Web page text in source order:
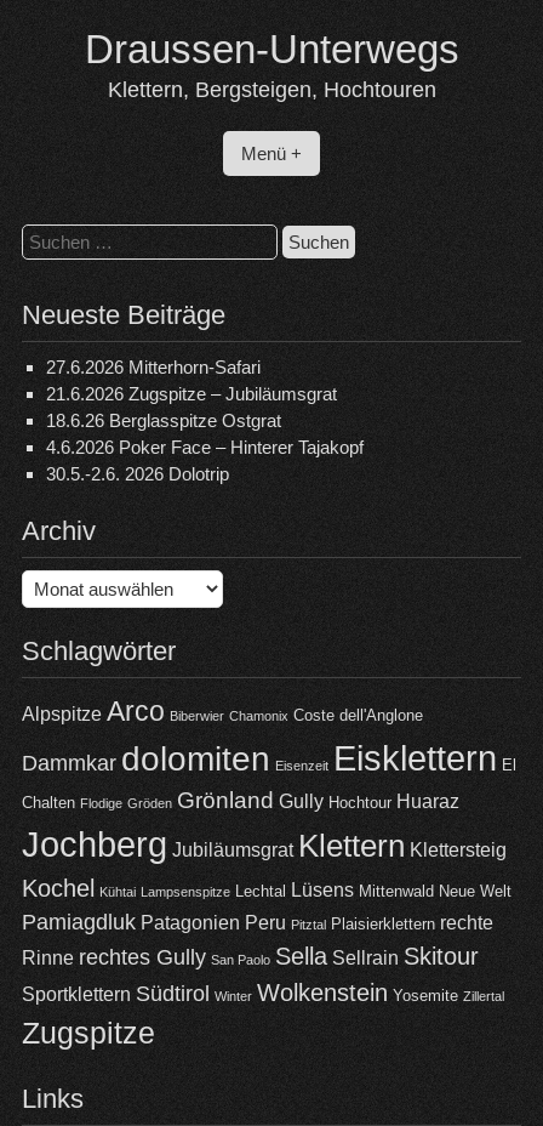
content
Draussen-Unterwegs
Klettern, Bergsteigen, Hochtouren
Menü +
Suchen
nach:
Neueste Beiträge
27.6.2026 Mitterhorn-Safari
21.6.2026 Zugspitze – Jubiläumsgrat
18.6.26 Berglasspitze Ostgrat
4.6.2026 Poker Face – Hinterer Tajakopf
30.5.-2.6. 2026 Dolotrip
Archiv
Archiv
Schlagwörter
Alpspitze Arco Biberwier Chamonix Coste dell'Anglone
Dammkar dolomiten Eisenzeit Eisklettern El
Chalten Flodige Gröden Grönland Gully Hochtour Huaraz
Jochberg Jubiläumsgrat Klettern Klettersteig
Kochel Kühtai Lampsenspitze Lechtal Lüsens Mittenwald Neue Welt
Pamiagdluk Patagonien Peru Pitztal Plaisierklettern rechte
Rinne rechtes Gully San Paolo Sella Sellrain Skitour
Sportklettern Südtirol Winter Wolkenstein Yosemite Zillertal
Zugspitze
Links